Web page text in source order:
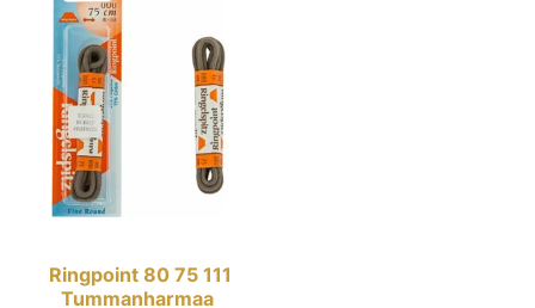
Ringpoint 80 75 111
Tummanharmaa